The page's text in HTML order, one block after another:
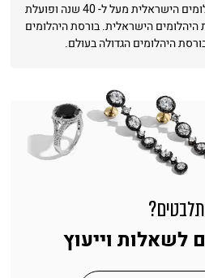
חברת IDC חברה בבורסת היהלומים הישראלית מעל ל- 40 שנה ופועלת
הישראלית. בורסת היהלומים
היהלומים הגדולה בעולם.
לשאלות וייעוץ